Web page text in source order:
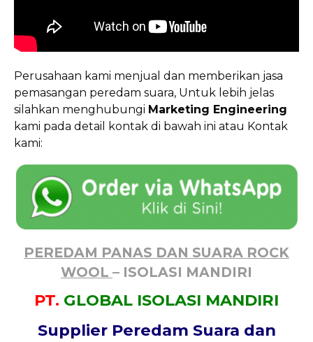
Perusahaan kami menjual dan memberikan jasa
pemasangan peredam suara, Untuk lebih jelas
silahkan menghubungi Marketing Engineering
kami pada detail kontak di bawah ini atau Kontak
kami:
PEREDAM PANAS DAN SUARA ROCK
WOOL – ISOLASI MANDIRI
PT. GLOBAL ISOLASI MANDIRI
Supplier Peredam Suara dan